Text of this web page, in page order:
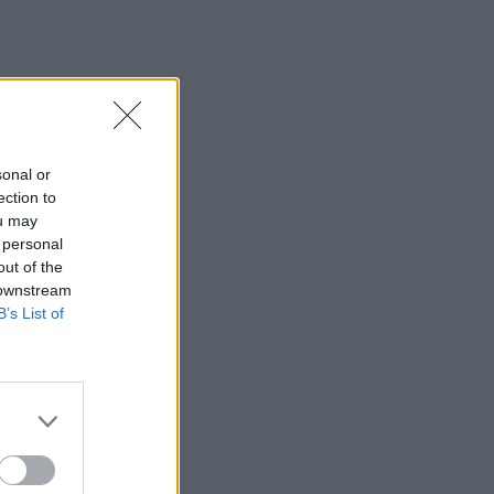
or
to
may
of the
List of
Στέφανος Τσιτσιπάς: Διακοπές στην
Ελβετία με τη νέα του σύντροφο
(photos)